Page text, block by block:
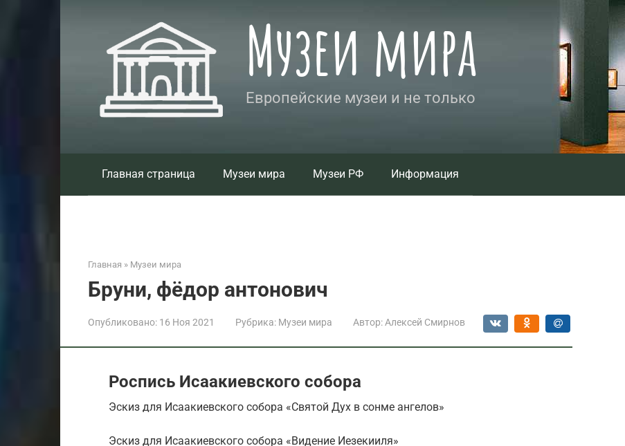
Музеи мира
Европейские музеи и не только
Главная страница Музеи мира Музеи РФ Информация
Главная » Музеи мира
Бруни, фёдор антонович
Опубликовано: 16 Ноя 2021 Рубрика: Музеи мира Автор: Алексей Смирнов
Роспись Исаакиевского собора
Эскиз для Исаакиевского собора «Святой Дух в сонме ангелов»
Эскиз для Исаакиевского собора «Видение Иезекииля»